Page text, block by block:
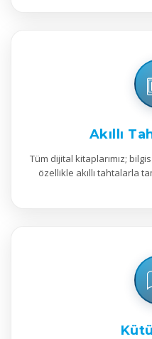
Akıllı
Tüm dijital kitaplarımız;
özellikle akıllı tahtalarla